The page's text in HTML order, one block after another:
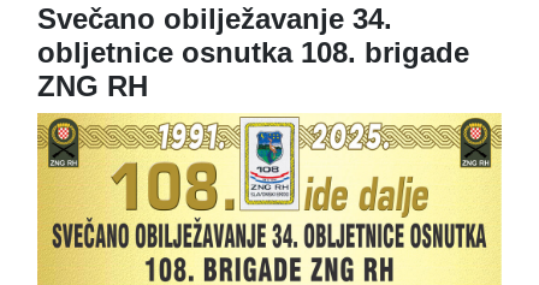
Svečano obilježavanje 34.
obljetnice osnutka 108. brigade
ZNG RH